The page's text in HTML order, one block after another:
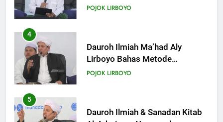
Ahlusunnah dalam
POJOK LIRBOYO
5
Dauroh Ilmiah & Sanadan Kitab
Al-Arbain an-Nawawy bersama
As-Syaikh Dr. Yasir Al-Adny
POJOK LIRBOYO
6
Semalam Bersama Kematian: